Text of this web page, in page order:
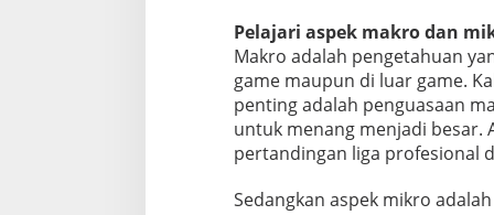
Pelajari aspek makro dan
Makro adalah pengetahuan
game maupun di luar game.
penting adalah penguasaan
untuk menang menjadi besar.
pertandingan liga profesional
Sedangkan aspek mikro